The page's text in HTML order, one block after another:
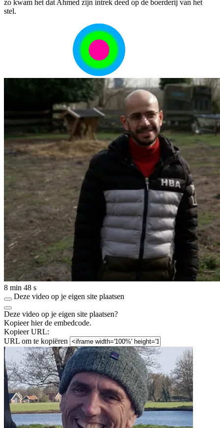
zo kwam het dat Ahmed zijn intrek deed op de boerderij van het
stel.
8 min 48 s
Deze video op je eigen site plaatsen
Deze video op je eigen site plaatsen?
Kopieer hier de embedcode.
Kopieer URL:
URL om te kopiëren